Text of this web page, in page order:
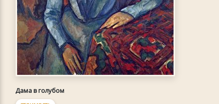
Дама в голубом